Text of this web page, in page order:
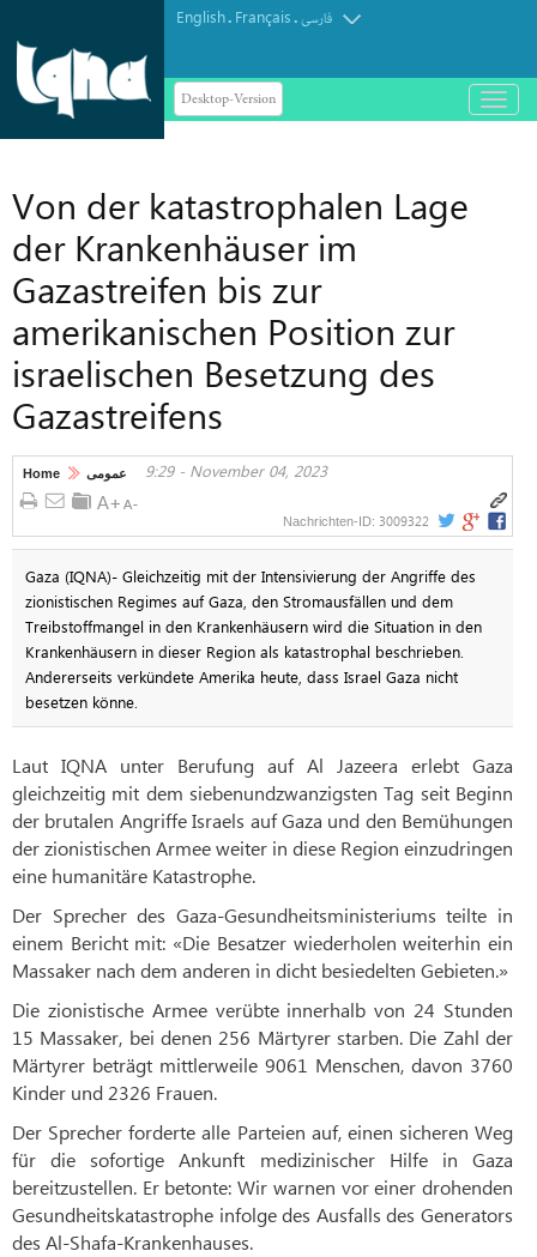
English. Français.فارسی
Desktop-Version
باز
و
Von der katastrophalen Lage
der Krankenhäuser im
Gazastreifen bis zur
amerikanischen Position zur
israelischen Besetzung des
Gazastreifens
Home عمومی 9:29 - November 04, 2023
Nachrichten-ID: 3009322
Gaza (IQNA)- Gleichzeitig mit der Intensivierung der Angriffe des
zionistischen Regimes auf Gaza, den Stromausfällen und dem
Treibstoffmangel in den Krankenhäusern wird die Situation in den
Krankenhäusern in dieser Region als katastrophal beschrieben.
Andererseits verkündete Amerika heute, dass Israel Gaza nicht
besetzen könne.
Laut IQNA unter Berufung auf Al Jazeera erlebt Gaza
gleichzeitig mit dem siebenundzwanzigsten Tag seit Beginn
der brutalen Angriffe Israels auf Gaza und den Bemühungen
der zionistischen Armee weiter in diese Region einzudringen
eine humanitäre Katastrophe.
Der Sprecher des Gaza-Gesundheitsministeriums teilte in
einem Bericht mit: «Die Besatzer wiederholen weiterhin ein
Massaker nach dem anderen in dicht besiedelten Gebieten.»
Die zionistische Armee verübte innerhalb von 24 Stunden
15 Massaker, bei denen 256 Märtyrer starben. Die Zahl der
Märtyrer beträgt mittlerweile 9061 Menschen, davon 3760
Kinder und 2326 Frauen.
Der Sprecher forderte alle Parteien auf, einen sicheren Weg
für die sofortige Ankunft medizinischer Hilfe in Gaza
bereitzustellen. Er betonte: Wir warnen vor einer drohenden
Gesundheitskatastrophe infolge des Ausfalls des Generators
des Al-Shafa-Krankenhauses.